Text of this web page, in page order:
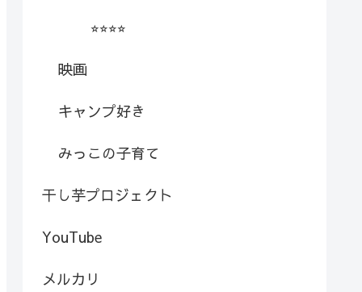
⭐︎⭐︎⭐︎⭐︎
映画
キャンプ好き
みっこの子育て
干し芋プロジェクト
YouTube
メルカリ